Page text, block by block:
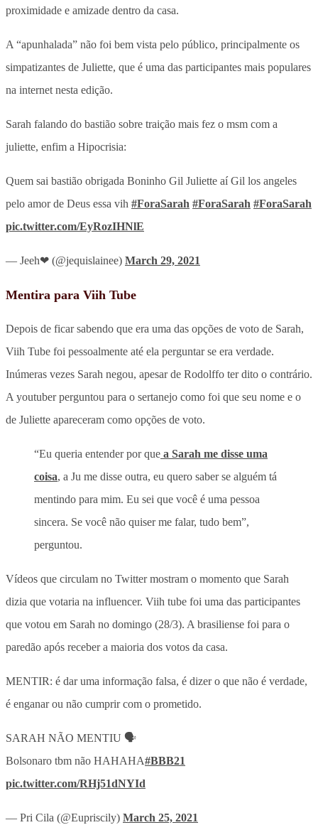
proximidade e amizade dentro da casa.
A “apunhalada” não foi bem vista pelo público, principalmente os
simpatizantes de Juliette, que é uma das participantes mais populares
na internet nesta edição.
Sarah falando do bastião sobre traição mais fez o msm com a
juliette, enfim a Hipocrisia:
Quem sai bastião obrigada Boninho Gil Juliette aí Gil los angeles
pelo amor de Deus essa vih #ForaSarah #ForaSarah #ForaSarah
pic.twitter.com/EyRozIHNlE
— Jeeh❤ (@jequislainee) March 29, 2021
Mentira para Viih Tube
Depois de ficar sabendo que era uma das opções de voto de Sarah,
Viih Tube foi pessoalmente até ela perguntar se era verdade.
Inúmeras vezes Sarah negou, apesar de Rodolffo ter dito o contrário.
A youtuber perguntou para o sertanejo como foi que seu nome e o
de Juliette apareceram como opções de voto.
“Eu queria entender por que a Sarah me disse uma
coisa, a Ju me disse outra, eu quero saber se alguém tá
mentindo para mim. Eu sei que você é uma pessoa
sincera. Se você não quiser me falar, tudo bem”,
perguntou.
Vídeos que circulam no Twitter mostram o momento que Sarah
dizia que votaria na influencer. Viih tube foi uma das participantes
que votou em Sarah no domingo (28/3). A brasiliense foi para o
paredão após receber a maioria dos votos da casa.
MENTIR: é dar uma informação falsa, é dizer o que não é verdade,
é enganar ou não cumprir com o prometido.
SARAH NÃO MENTIU 🗣️
Bolsonaro tbm não HAHAHA#BBB21
pic.twitter.com/RHj51dNYId
— Pri Cila (@Eupriscily) March 25, 2021